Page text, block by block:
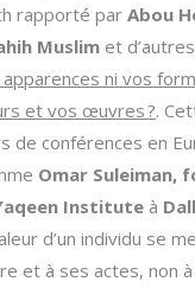
rapporté parAbou
Muslim et
ni vos
et vos œuvres ?.
de conférences en
Omar Suleiman,
Institute à
d’un individu se
et à ses actes, non